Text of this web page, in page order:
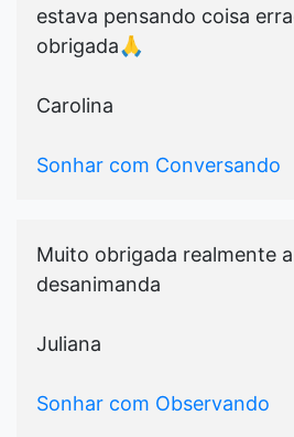
estava pensando coisa
obrigada🙏
Carolina
Sonhar com Conversando
Muito obrigada realmente
desanimanda
Juliana
Sonhar com Observando